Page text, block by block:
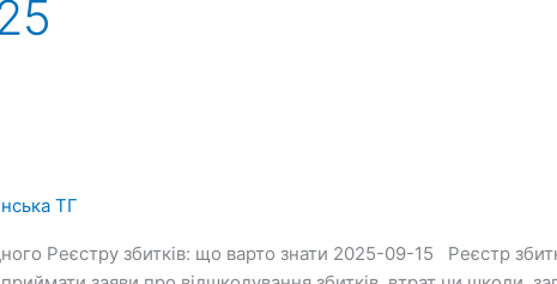
ТГ
Реєстру збитків: що варто знати 2025-09-15 Реєстр